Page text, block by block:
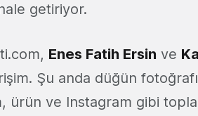
getiriyor.
Enes Fatih Ersin ve
Şu anda düğün
ürün ve Instagram gibi